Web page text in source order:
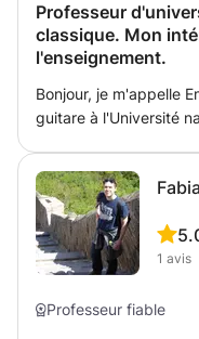
qui n'est pas trop
simplement un
aime partager ses
Professeur
classique. Mon
l'enseignement.
Bonjour, je m'appelle
guitare à l'Université
domicile ou dans mon
dispensés en
1 avis
Professeur fiable